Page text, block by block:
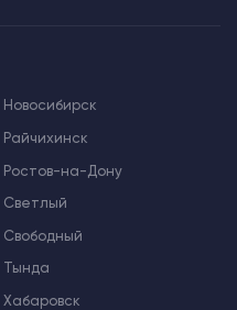
Новосибирск
Райчихинск
Ростов-на-Дону
Светлый
Свободный
Тында
Хабаровск